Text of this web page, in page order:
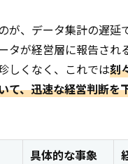
が、データ集計の遅延
タが経営層に報告され
しくなく、これでは刻
て、迅速な経営判断を
具体的な事象